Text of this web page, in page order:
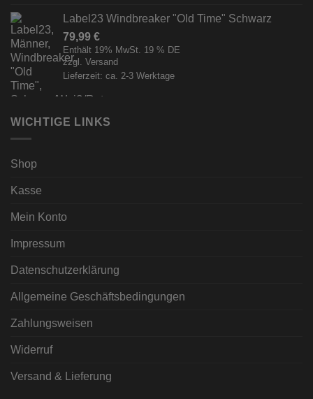
Label23 Windbreaker "Old Time" Schwarz
79,99 €
Enthält 19% MwSt. 19 % DE
zzgl. Versand
Lieferzeit: ca. 2-3 Werktage
WICHTIGE LINKS
Shop
Kasse
Mein Konto
Impressum
Datenschutzerklärung
Allgemeine Geschäftsbedingungen
Zahlungsweisen
Widerruf
Versand & Lieferung